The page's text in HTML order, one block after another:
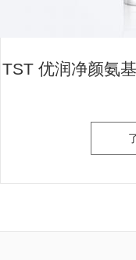
TST 优润净颜氨